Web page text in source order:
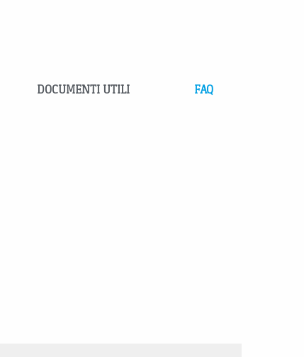
DOCUMENTI UTILI FAQ